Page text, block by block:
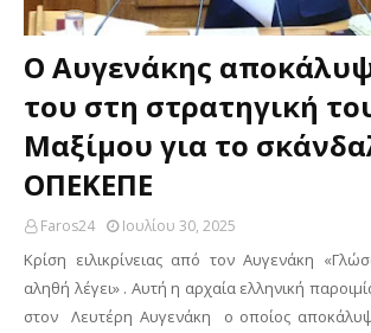
Ο Αυγενάκης
του στη στρατηγική
Μαξίμου για το
ΟΠΕΚΕΠΕ
Faros24 Ιουλίου 30, 2025
Κρίση ειλικρίνειας από τον Αυγενάκη
αληθή λέγει» . Αυτή η αρχαία ελληνική
στον Λευτέρη Αυγενάκη ο οποίος